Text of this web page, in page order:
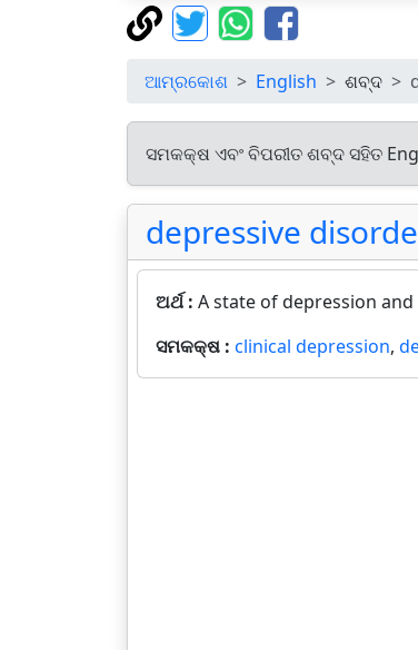
ଆମ୍ରକୋଶ English ଶବ୍ଦ
ସମକକ୍ଷ ଏବଂ ବିପରୀତ ଶବ୍ଦ ସହିତ
depressive
ଅର୍ଥ : A state of depression
ସମକକ୍ଷ : clinical depression,